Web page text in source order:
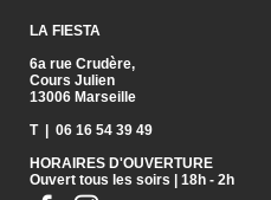
LA FIESTA
6a rue Crudère,
Cours Julien
13006 Marseille
T | 06 16 54 39 49
HORAIRES D'OUVERTURE
Ouvert tous les soirs | 18h - 2h